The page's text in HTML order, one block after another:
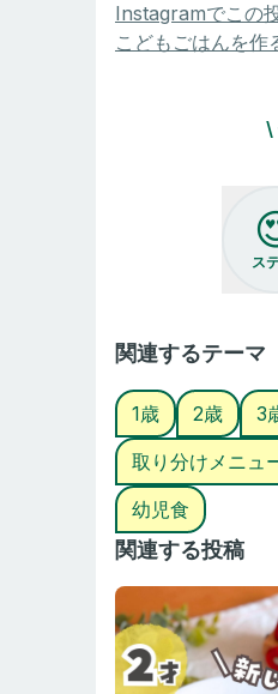
❹フライパンに油を
⭐️中は火が通ってる
❤️、コメント、保存
簡単に作れるおやつ
3歳👧🏻 ꒱ 大食い・お
2歳🧒🏻 ꒱ 少食・偏
1歳👧🏻 ꒱ 大食い・
0歳🧒🏻 ꒱ 未知数・
2人が美味しく食べ
もしよかったら是非
#幼児食 #幼児食ア
#１歳 #１歳半 #
#3歳 #3歳ごはん
Instagramでこの
こどもごはんを作
\
ス
関連するテーマ
1歳 2歳 3
取り分けメニュ
幼児食
関連する投稿